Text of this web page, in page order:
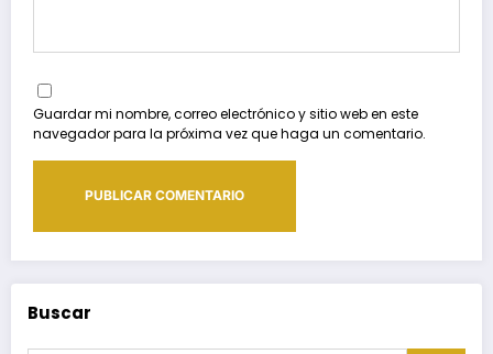
Guardar mi nombre, correo electrónico y sitio web en este
navegador para la próxima vez que haga un comentario.
Buscar